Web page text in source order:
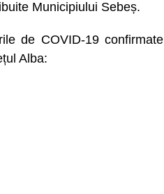
Municipiului Sebeș.
de COVID-19 confirmate
Alba: